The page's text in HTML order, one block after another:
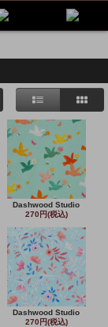
Dashwood Studio
270円(税込)
Dashwood Studio
270円(税込)